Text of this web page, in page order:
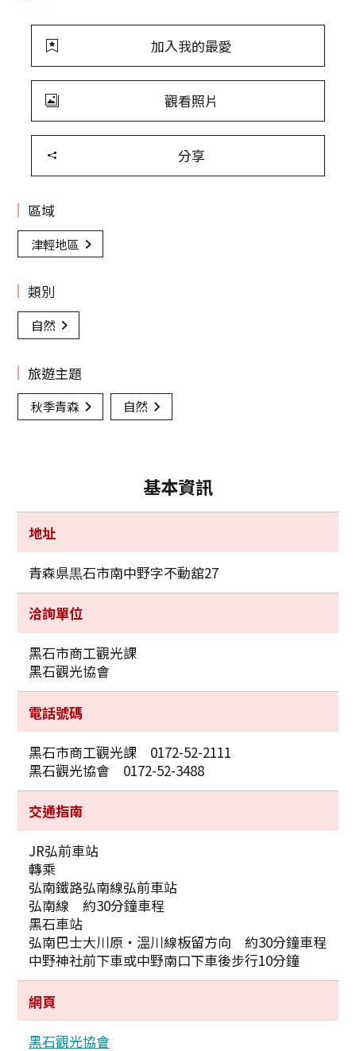
加入我的最愛
觀看照片
分享
區域
津輕地區
類別
自然
旅遊主題
秋季青森 自然
基本資訊
地址
青森県黒石市南中野字不動舘27
洽詢單位
黑石市商工觀光課
黑石觀光協會
電話號碼
黑石市商工觀光課 0172-52-2111
黑石觀光協會 0172-52-3488
交通指南
JR弘前車站
轉乘
弘南鐵路弘南線弘前車站
弘南線 約30分鐘車程
黑石車站
弘南巴士大川原・溫川線板留方向 約30分鐘車程
中野神社前下車或中野南口下車後步行10分鐘
網頁
黑石觀光協會